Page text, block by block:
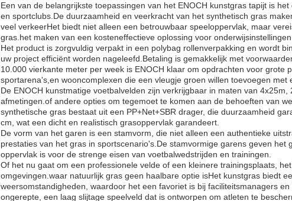
Een van de belangrijkste toepassingen van het ENOCH kunstgras tapijt is
en sportclubs.De duurzaamheid en veerkracht van het synthetisch gras
veel verkeerHet biedt niet alleen een betrouwbaar speeloppervlak, maar
gras.het maken van een kosteneffectieve oplossing voor
Het product is zorgvuldig verpakt in een polybag rollenverpakking en wordt
uw project efficiënt worden nageleefd.Betaling is gemakkelijk met
10.000 vierkante meter per week is ENOCH klaar om opdrachten voor grote
sportarena's,en wooncomplexen die een vleugje groen willen toevoegen met
De ENOCH kunstmatige voetbalvelden zijn verkrijgbaar in maten van
afmetingen.of andere opties om tegemoet te komen aan de behoeften van
synthetische gras bestaat uit een PP+Net+SBR drager, die duurzaamheid
cm, wat een dicht en realistisch grasoppervlak garandeert.
De vorm van het garen is een stamvorm, die niet alleen een authentieke
prestaties van het gras in sportscenario's.De stamvormige garens geven
oppervlak is voor de strenge eisen van voetbalwedstrijden en trainingen.
Of het nu gaat om een professionele velde of een kleinere trainingsplaats,
omgevingen.waar natuurlijk gras geen haalbare optie isHet kunstgras biedt
weersomstandigheden, waardoor het een favoriet is bij faciliteitsmanagers
ongerepte, een laag slijtage speelveld dat is ontworpen om atleten te